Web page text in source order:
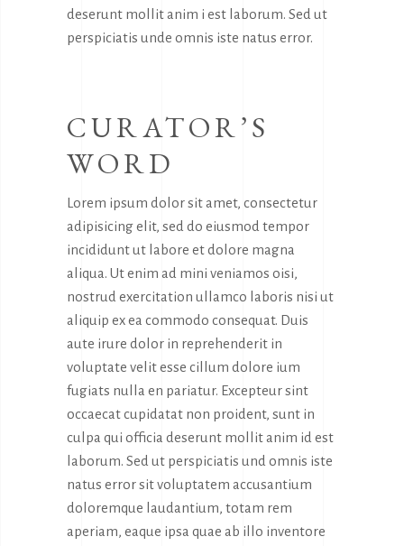
deserunt mollit anim i est laborum. Sed ut
perspiciatis unde omnis iste natus error.
CURATOR’S
WORD
Lorem ipsum dolor sit amet, consectetur
adipisicing elit, sed do eiusmod tempor
incididunt ut labore et dolore magna
aliqua. Ut enim ad mini veniamos oisi,
nostrud exercitation ullamco laboris nisi ut
aliquip ex ea commodo consequat. Duis
aute irure dolor in reprehenderit in
voluptate velit esse cillum dolore ium
fugiats nulla en pariatur. Excepteur sint
occaecat cupidatat non proident, sunt in
culpa qui officia deserunt mollit anim id est
laborum. Sed ut perspiciatis und omnis iste
natus error sit voluptatem accusantium
doloremque laudantium, totam rem
aperiam, eaque ipsa quae ab illo inventore